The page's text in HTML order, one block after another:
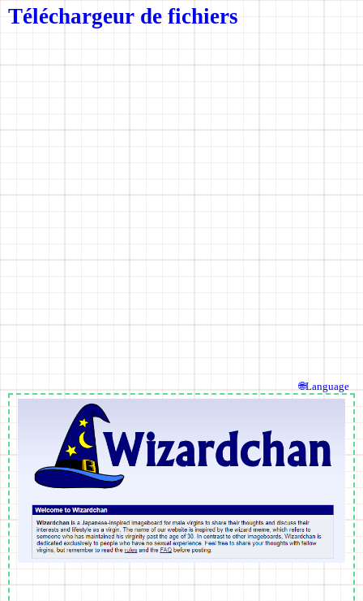
Téléchargeur de fichiers
🌐Language